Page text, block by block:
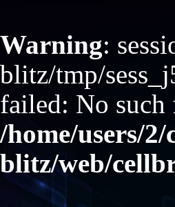
Warning:
blitz/tmp/
failed: No
/home/users/
blitz/web/